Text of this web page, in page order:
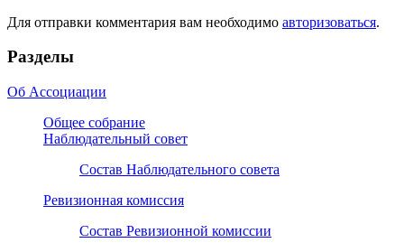
Для отправки комментария вам необходимо авторизоваться.
Разделы
Об Ассоциации
Общее собрание
Наблюдательный совет
Состав Наблюдательного совета
Ревизионная комиссия
Состав Ревизионной комиссии